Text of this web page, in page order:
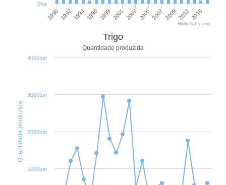
1990 19921994 1996 1999 2001 2003 2005 2007 2009 20122016
0ha
Highcharts.com
Quantidade produzida
Trigo
Quantidade produzida
1000ton
2000ton
3000ton
4000ton